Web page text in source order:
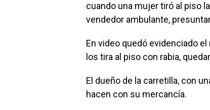
cuando una mujer tiró al piso
vendedor ambulante,
En video quedó evidenciado
los tira al piso con rabia,
El dueño de la carretilla, con
hacen con su mercancía.